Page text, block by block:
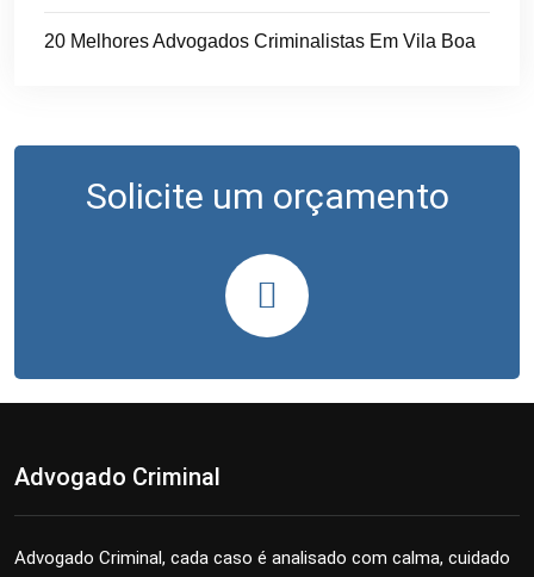
20 Melhores Advogados Criminalistas Em Vila Boa
Solicite um orçamento
Advogado Criminal
Advogado Criminal, cada caso é analisado com calma, cuidado